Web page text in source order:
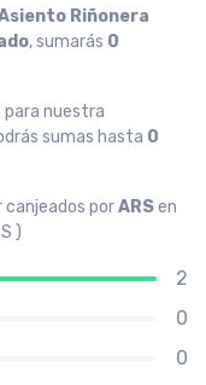
Riñonera
, sumarás 0
para nuestra
sumas hasta 0
canjeados porARSen
)
2
0
0